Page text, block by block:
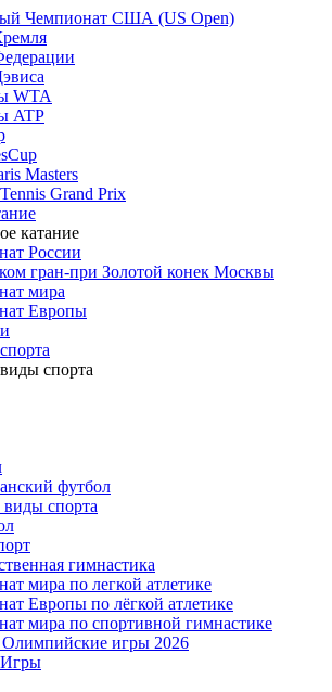
Чемпионат США (US Open)
WTA
ATP
Masters
Grand Prix
катание
России
гран-при Золотой конек Москвы
мира
Европы
спорта
футбол
спорта
гимнастика
мира по легкой атлетике
Европы по лёгкой атлетике
мира по спортивной гимнастике
игры 2026